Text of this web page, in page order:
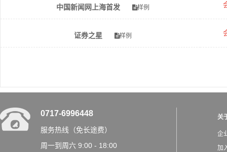
中国新闻网上海首发 样例
证券之星 样例
0717-6996448
服务热线（免长途费）
周一到周六 9:00 - 18:00
关
企
加